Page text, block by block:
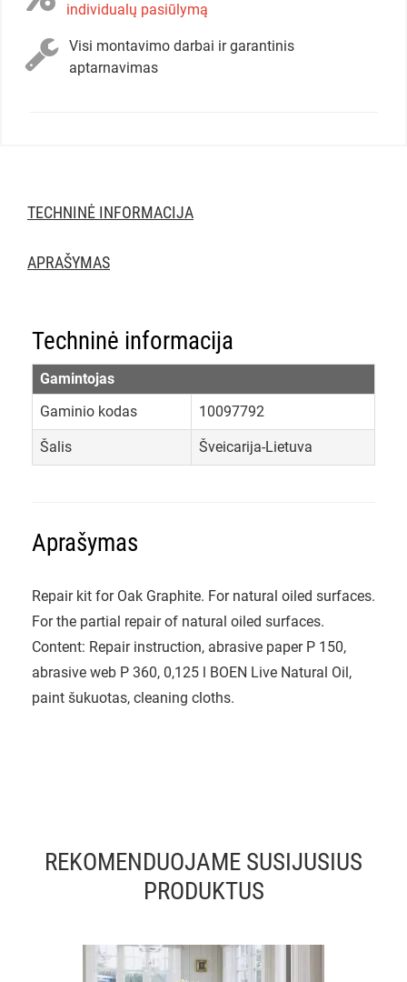
individualų pasiūlymą
Visi montavimo darbai ir garantinis
aptarnavimas
TECHNINĖ INFORMACIJA
APRAŠYMAS
Techninė informacija
Gamintojas
Gaminio kodas
10097792
Šalis Šveicarija-Lietuva
Aprašymas
Repair kit for Oak Graphite. For natural oiled surfaces.
For the partial repair of natural oiled surfaces.
Content: Repair instruction, abrasive paper P 150,
abrasive web P 360, 0,125 l BOEN Live Natural Oil,
paint šukuotas, cleaning cloths.
REKOMENDUOJAME SUSIJUSIUS
PRODUKTUS